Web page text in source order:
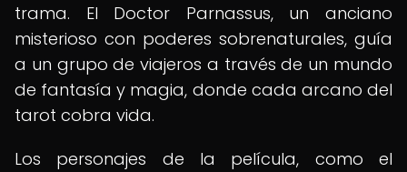
trama. El Doctor Parnassus, un anciano
misterioso con poderes sobrenaturales, guía
a un grupo de viajeros a través de un mundo
de fantasía y magia, donde cada arcano del
tarot cobra vida.
Los personajes de la película, como el